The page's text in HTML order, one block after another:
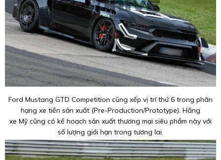
Ford Mustang GTD Competition cũng xếp vị trí thứ 6 trong phân
hạng xe tiền sản xuất (Pre-Production/Prototype). Hãng
xe Mỹ cũng có kế hoạch sản xuất thương mại siêu phẩm này với
số lượng giới hạn trong tương lai.